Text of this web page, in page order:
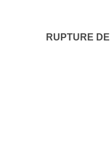
RUPTURE